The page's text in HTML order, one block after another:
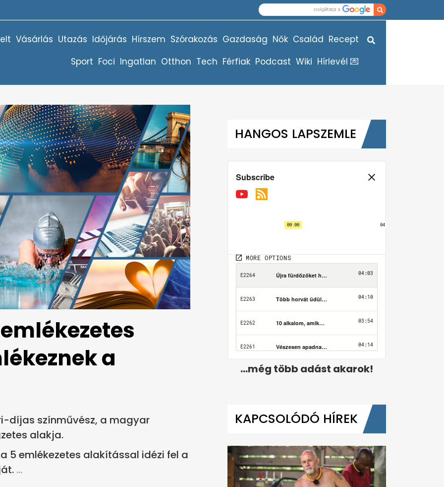
Vásárlás Utazás Időjárás Hírszem Szórakozás Gazdaság Nők Család Recept
Sport Foci Ingatlan Otthon Tech Férfiak Podcast Wiki Hírlevél 💌
a
díjas színművész, a magyar
alakja.
5 emlékezetes alakítással idézi fel a
HANGOS LAPSZEMLE
...még több adást akarok!
KAPCSOLÓDÓ HÍREK